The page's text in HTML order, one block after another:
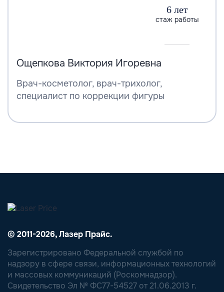
6 лет
стаж работы
Ощепкова Виктория Игоревна
Врач-косметолог, врач-трихолог,
специалист по коррекции фигуры
© 2011-2026, Лазер Прайс.
Зарегистрировано Федеральной службой по
надзору в сфере связи, информационных технологий
и массовых коммуникаций (Роскомнадзор).
Свидетельство Эл № ФС77-54527 от 21.06.2013 г.